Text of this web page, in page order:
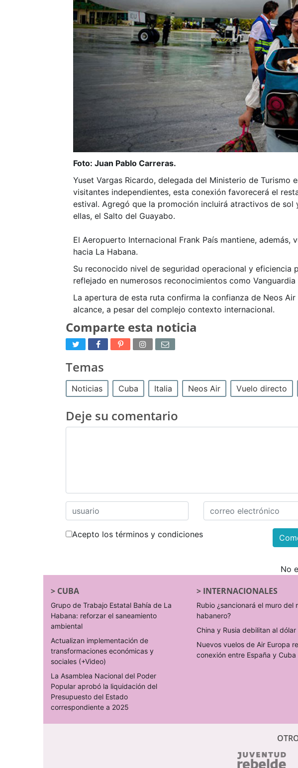
Foto: Juan Pablo Carreras.
Yuset Vargas Ricardo, delegada del Ministerio de
visitantes independientes, esta conexión favorecerá el
estival. Agregó que la promoción incluirá atractivos de
ellas, el Salto del Guayabo.
El Aeropuerto Internacional Frank País mantiene,
hacia La Habana.
Su reconocido nivel de seguridad operacional y eficiencia
reflejado en numerosos reconocimientos como Vanguardia
La apertura de esta ruta confirma la confianza de Neos
alcance, a pesar del complejo contexto internacional.
Comparte esta noticia
Temas
Noticias Cuba Italia Neos Air Vuelo directo
Deje su comentario
Acepto los términos y condiciones
No
> CUBA
Grupo de Trabajo Estatal Bahía de La
Habana: reforzar el saneamiento
ambiental
Actualizan implementación de
transformaciones económicas y
sociales (+Video)
La Asamblea Nacional del Poder
Popular aprobó la liquidación del
Presupuesto del Estado
correspondiente a 2025
> INTERNACIONALES
Rubio ¿sancionará el muro del
habanero?
China y Rusia debilitan al dólar
Nuevos vuelos de Air Europa
conexión entre España y Cuba